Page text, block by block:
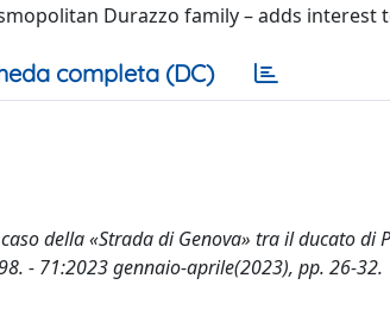
Durazzo family – adds interest
completa (DC)
della «Strada di Genova» tra il ducato di
- 71:2023 gennaio-aprile(2023), pp. 26-32.